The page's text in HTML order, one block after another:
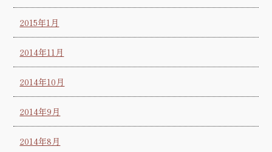
2015年1月
2014年11月
2014年10月
2014年9月
2014年8月